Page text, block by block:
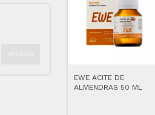
EWE ACITE DE
ALMENDRAS 50 ML